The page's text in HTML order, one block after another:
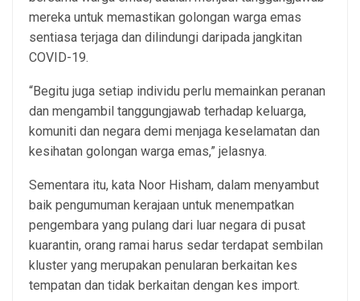
mereka untuk memastikan golongan warga emas
sentiasa terjaga dan dilindungi daripada jangkitan
COVID-19.
“Begitu juga setiap individu perlu memainkan peranan
dan mengambil tanggungjawab terhadap keluarga,
komuniti dan negara demi menjaga keselamatan dan
kesihatan golongan warga emas,” jelasnya.
Sementara itu, kata Noor Hisham, dalam menyambut
baik pengumuman kerajaan untuk menempatkan
pengembara yang pulang dari luar negara di pusat
kuarantin, orang ramai harus sedar terdapat sembilan
kluster yang merupakan penularan berkaitan kes
tempatan dan tidak berkaitan dengan kes import.